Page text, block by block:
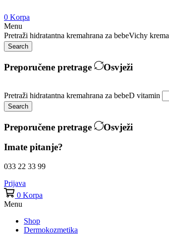
0 Korpa
Menu
Pretraži hidratantna kremahrana za bebeVichy krema
Search
Preporučene pretrage Osvježi
Pretraži hidratantna kremahrana za bebeD vitamin
Search
Preporučene pretrage
Osvježi
Imate pitanje?
033 22 33 99
Prijava
0 Korpa
Menu
Shop
Dermokozmetika